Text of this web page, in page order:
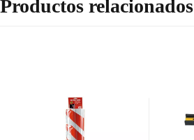
Productos relacionados